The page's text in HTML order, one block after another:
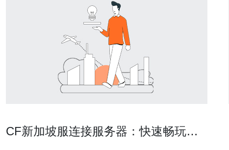
CF新加坡服连接服务器：快速畅玩无